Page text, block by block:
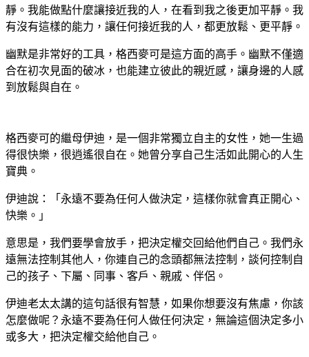
靜。我能做點什麼讓接近我的人，在看到我之後更加平靜。我
有沒有這樣的能力，讓任何接近我的人，都更放鬆、更平靜。
幽默是非常好的工具，格西麥可是這方面的高手。幽默不僅適
合在初次見面的破冰，也能建立彼此的親近感，讓身邊的人感
到放鬆與自在。
格西麥可的繼母伊迪，是一個非常獨立自主的女性，她一生過
得很快樂，很逍遙很自在。她曾分享自己生活如此開心的人生
寶典。
伊迪說：「永遠不要為任何人做決定，這樣你就會真正開心、
快樂。」
意思是，我們要學會放手，把決定權交回給他們自己。我們永
遠無法控制其他人，你連自己的念頭都無法控制，談何控制自
己的孩子、下屬、同事、客戶、親戚、伴侶。
伊迪老太太講的這句話很有智慧，如果你想要沒有焦慮，你該
怎麼做呢？永遠不要為任何人做任何決定，無論這個決定多小
或多大，把決定權交給他自己。